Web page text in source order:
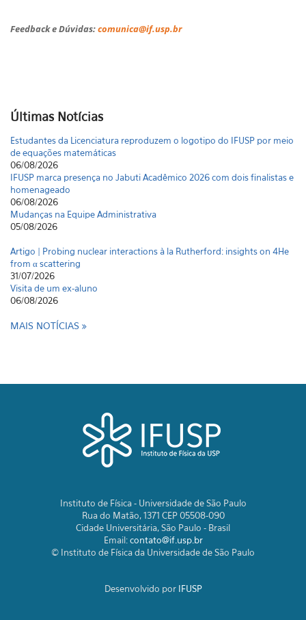
Feedback e Dúvidas:comunica@if.usp.br
Últimas Notícias
Estudantes da Licenciatura reproduzem o logotipo do IFUSP por meio
de equações matemáticas
06/08/2026
IFUSP marca presença no Jabuti Acadêmico 2026 com dois finalistas e
homenageado
06/08/2026
Mudanças na Equipe Administrativa
05/08/2026
Artigo | Probing nuclear interactions à la Rutherford: insights on 4He
from α scattering
31/07/2026
Visita de um ex-aluno
06/08/2026
MAIS NOTÍCIAS
Instituto de Física - Universidade de São Paulo
Rua do Matão, 1371 CEP 05508-090
Cidade Universitária, São Paulo - Brasil
Email:contato@if.usp.br
© Instituto de Física da Universidade de São Paulo
Desenvolvido por IFUSP